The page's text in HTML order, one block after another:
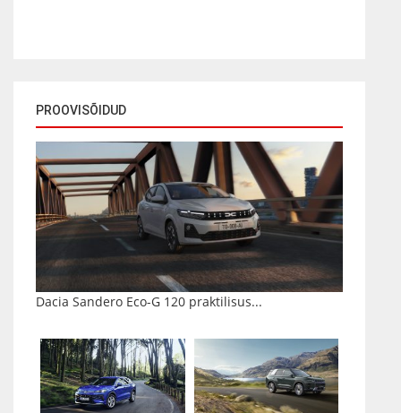
PROOVISÕIDUD
Dacia Sandero Eco-G 120 praktilisus...